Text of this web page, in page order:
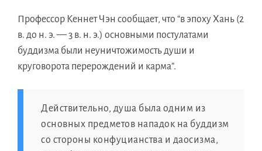
Профессор Кеннет Чэн сообщает, что “в эпоху Хань (2
в. до н. э. — 3 в. н. э.) основными постулатами
буддизма были неуничтожимость души и
круговорота перерождений и карма”.
Действительно, душа была одним из
основных предметов нападок на буддизм
со стороны конфуцианства и даосизма,